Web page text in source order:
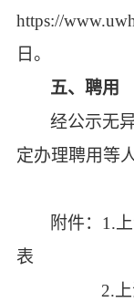
https://
日。
五、聘用
经公示无
定办理聘用等
附件： 1 .
表
2.